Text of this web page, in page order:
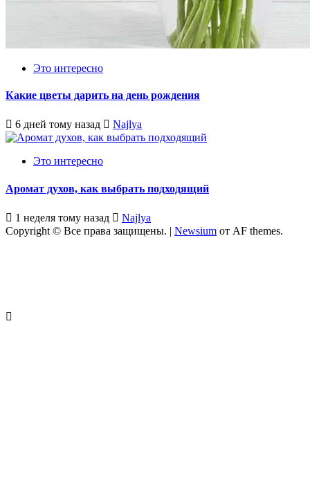
Это интересно
Какие цветы дарить на день рождения
6 дней тому назад Najlya
Это интересно
Аромат духов, как выбрать подходящий
1 неделя тому назад
Najlya
Copyright © Все права защищены. | Newsium от AF themes.